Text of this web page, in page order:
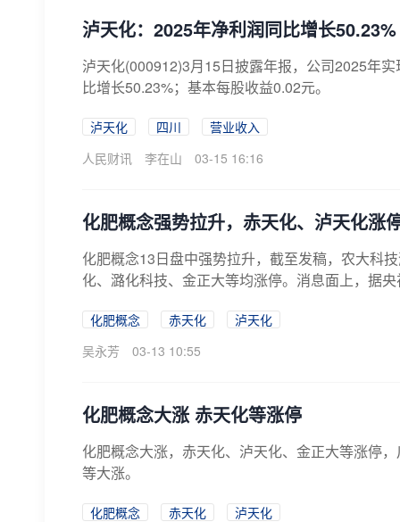
泸天化：2025年净利润同比增长50.23%
泸天化(000912)3月15日披露年报，公司2025年
比增长50.23%；基本每股收益0.02元。
泸天化 四川
营业收入
人民财讯
李在山 03-15 16:16
化肥概念强势拉升，赤天化、泸天化涨
化肥概念13日盘中强势拉升，截至发稿，农大科
化、潞化科技、金正大等均涨停。消息面上，据
化肥概念 赤天化
泸天化
吴永芳
03-13 10:55
化肥概念大涨 赤天化等涨停
化肥概念大涨，赤天化、泸天化、金正大等涨停
等大涨。
化肥概念 赤天化
泸天化